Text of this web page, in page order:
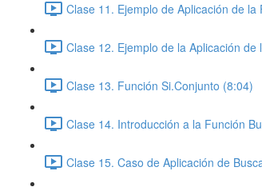
Clase 11. Ejemplo de Aplicación de la
Clase 12. Ejemplo de la Aplicación de
Clase 13. Función Si.Conjunto (8:04)
Clase 14. Introducción a la Función
Clase 15. Caso de Aplicación de